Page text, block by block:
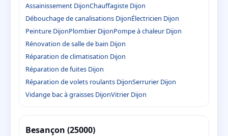
Assainissement DijonChauffagiste Dijon
Débouchage de canalisations DijonÉlectricien Dijon
Peinture DijonPlombier DijonPompe à chaleur Dijon
Rénovation de salle de bain Dijon
Réparation de climatisation Dijon
Réparation de fuites Dijon
Réparation de volets roulants DijonSerrurier Dijon
Vidange bac à graisses DijonVitrier Dijon
Besançon (25000)